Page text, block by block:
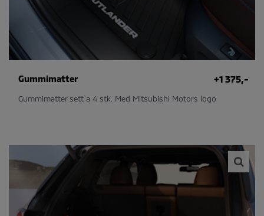
+1 375,-
Gummimatter
Gummimatter sett`a 4 stk. Med Mitsubishi Motors logo